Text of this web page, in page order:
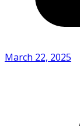
March 22, 2025